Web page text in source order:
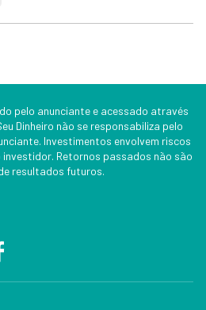
pelo anunciante e acessado através
Dinheiro não se responsabiliza pelo
Investimentos envolvem riscos
investidor. Retornos passados não são
resultados futuros.